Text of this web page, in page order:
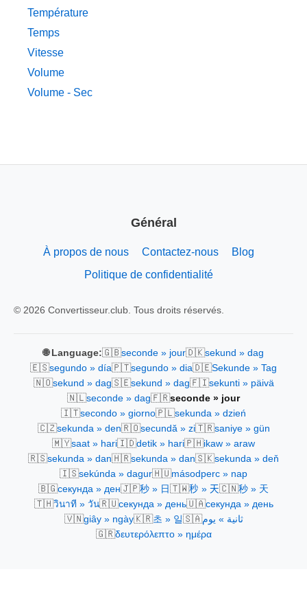
Température
Temps
Vitesse
Volume
Volume - Sec
Général
À propos de nous Contactez-nous
Blog
Politique de confidentialité
© 2026 Convertisseur.club. Tous droits réservés.
🌐 Language:🇬🇧seconde » jour🇩🇰sekund » dag
🇪🇸segundo » día🇵🇹segundo » dia🇩🇪Sekunde » Tag
🇳🇴sekund » dag🇸🇪sekund » dag🇫🇮sekunti » päivä
🇳🇱seconde » dag🇫🇷seconde » jour
🇮🇹secondo » giorno🇵🇱sekunda » dzień
🇨🇿sekunda » den🇷🇴secundă » zi🇹🇷saniye » gün
🇲🇾saat » hari🇮🇩detik » hari🇵🇭ikaw » araw
🇷🇸sekunda » dan🇭🇷sekunda » dan🇸🇰sekunda » deň
🇮🇸sekúnda » dagur🇭🇺másodperc » nap
🇧🇬секунда » ден🇯🇵秒 » 日 🇹🇼秒 » 天🇨🇳秒 » 天
🇹🇭วินาที » วัน🇷🇺секунда » день🇺🇦секунда » день
🇻🇳giây » ngày🇰🇷초 » 일🇸🇦ثانية » يوم
🇬🇷δευτερόλεπτο » ημέρα